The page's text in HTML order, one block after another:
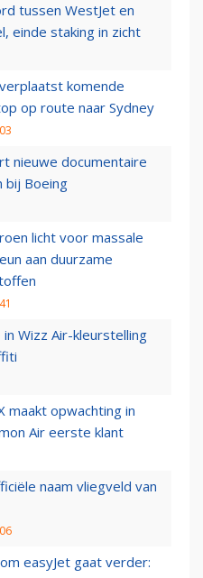
tussen WestJet en
einde staking in zicht
komende
op route naar Sydney
nieuwe documentaire
bij Boeing
licht voor massale
aan duurzame
Wizz Air-kleurstelling
maakt opwachting in
Air eerste klant
naam vliegveld van
easyJet gaat verder: